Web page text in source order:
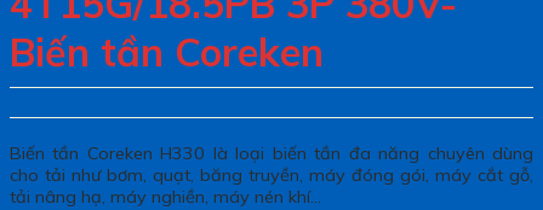
Biến tần Coreken
Biến tần Coreken H330 là loại biến tần đa năng chuyên dùng
cho tải như bơm, quạt, băng truyền, máy đóng gói, máy cắt gỗ,
tải nâng hạ, máy nghiền, máy nén khí…